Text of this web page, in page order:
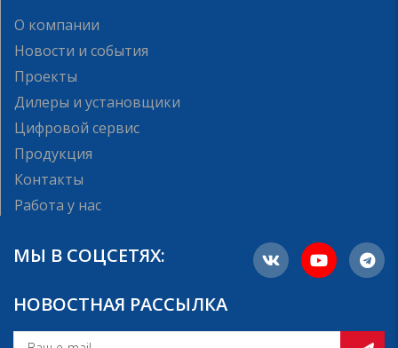
О компании
Новости и события
Проекты
Дилеры и установщики
Цифровой сервис
Продукция
Контакты
Работа у нас
МЫ В СОЦСЕТЯХ:
НОВОСТНАЯ РАССЫЛКА